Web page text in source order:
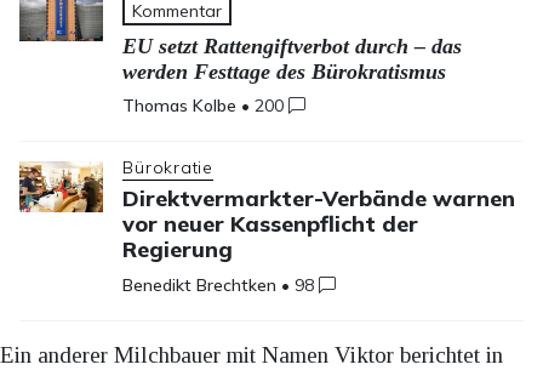
Kommentar
EU setzt Rattengiftverbot durch – das
werden Festtage des Bürokratismus
Thomas Kolbe •200
Bürokratie
Direktvermarkter-Verbände warnen
vor neuer Kassenpflicht der
Regierung
Benedikt Brechtken • 98
Ein anderer Milchbauer mit Namen Viktor berichtet in